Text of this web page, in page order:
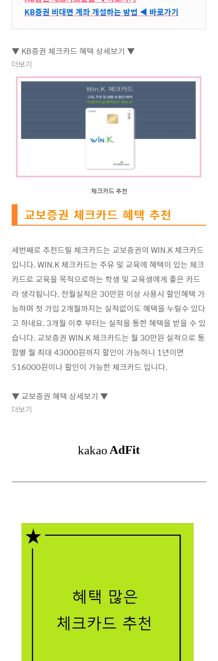
KB증권 비대면 계좌 개설하는 방법 ◀ 바로가기
▼ KB증권 체크카드 혜택 상세보기 ▼
더보기
체크카드 추천
교보증권 체크카드 혜택 추천
세번째로 추천드릴 체크카드는 교보증권의 WIN.K 체크카드
입니다. WIN.K 체크카드는 주유 및 교육에 혜택이 있는 체크
카드로 교육을 목적으로하는 학생 및 교육생에게 좋은 카드
라 생각됩니다. 전월실적은 30만원 이상 사용시 할인혜택 가
능하며 첫 가입 2개월까지는 실적없이도 혜택을 누릴수 있다
고 하네요. 3개월 이후 부터는 실적을 통한 혜택을 받을 수 있
습니다. 교보증권 WIN.K 체크카드는 월 30만원 실적으로 통
합별 월 최대 43000원까지 할인이 가능하니 1년이면
516000원이나 할인이 가능한 체크카드 입니다.
▼ 교보증권 혜택 상세보기 ▼
더보기